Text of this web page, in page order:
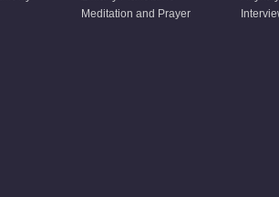
Meditation and Prayer